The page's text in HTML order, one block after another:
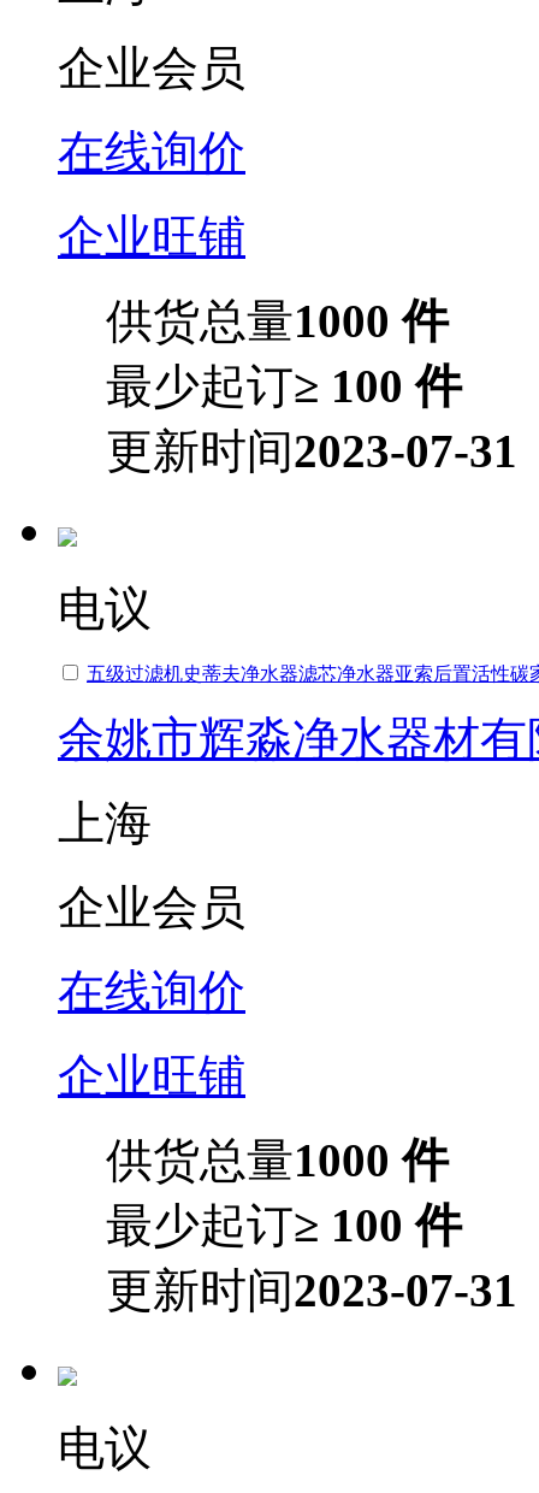
企业会员
在线询价
企业旺铺
供货总量1000 件
最少起订≥ 100 件
更新时间2023-07-31
电议
五级过滤机史蒂夫净水器滤芯净水器亚索后置活性碳
余姚市辉淼净水器材
上海
企业会员
在线询价
企业旺铺
供货总量1000 件
最少起订≥ 100 件
更新时间2023-07-31
电议